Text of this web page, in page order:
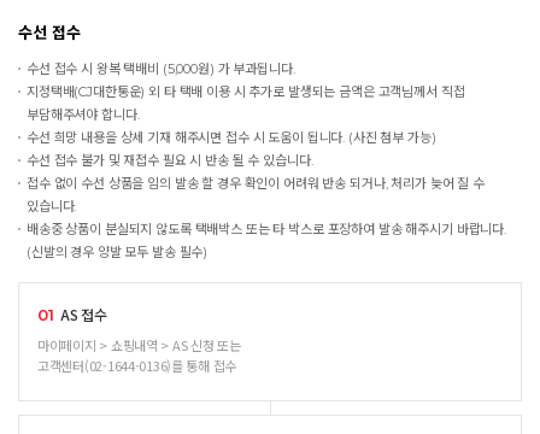
수선 접수
수선 접수 시 왕복 택배비 (5,000원) 가 부과됩니다.
지정택배(CJ대한통운) 외 타 택배 이용 시 추가로 발생되는 금액은 고객님께서 직접
부담해주셔야 합니다.
수선 희망 내용을 상세 기재 해주시면 접수 시 도움이 됩니다. (사진 첨부 가능)
수선 접수 불가 및 재접수 필요 시 반송 될 수 있습니다.
접수 없이 수선 상품을 임의 발송 할 경우 확인이 어려워 반송 되거나, 처리가 늦어 질 수
있습니다.
배송중 상품이 분실되지 않도록 택배박스 또는 타 박스로 포장하여 발송 해주시기 바랍니다.
(신발의 경우 양발 모두 발송 필수)
01 AS 접수
마이페이지 > 쇼핑내역 > AS 신청 또는
고객센터(02-1644-0136)를 통해 접수